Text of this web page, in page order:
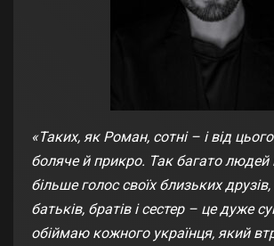
«Таких, як Роман, сотні – і від
боляче й прикро. Так багато
більше голос своїх близьких
батьків, братів і сестер – це дуже
обіймаю кожного українця, який